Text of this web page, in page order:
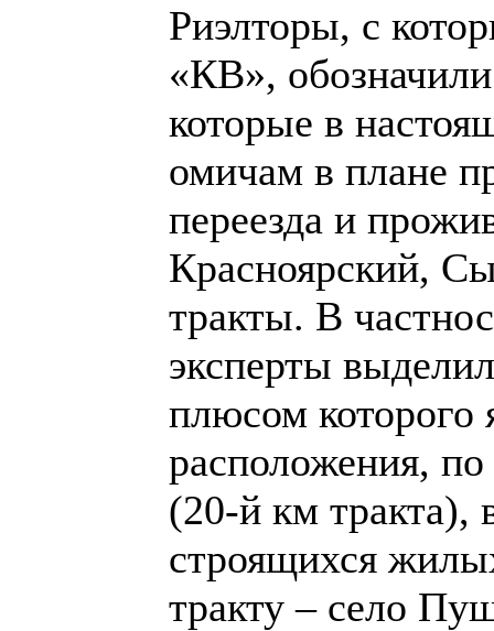
Риэлторы, с
«КВ»,
которые в
омичам в плане
переезда и
Красноярский,
тракты. В
эксперты
плюсом которого
расположения,
(20-й км тракта),
строящихся
тракту – село